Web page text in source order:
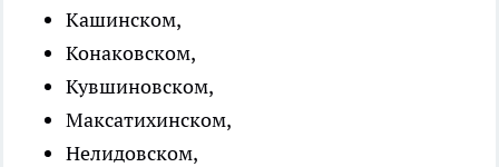
Кашинском,
Конаковском,
Кувшиновском,
Максатихинском,
Нелидовском,